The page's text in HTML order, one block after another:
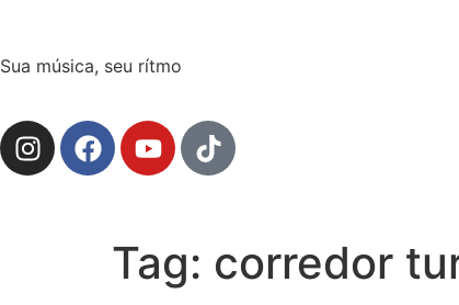
Sua música, seu rítmo
Tag: corredor